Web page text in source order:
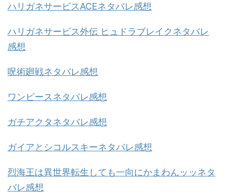
ハリガネサービスACEネタバレ感想
ハリガネサービス外伝 ヒュドラブレイクネタバレ
感想
呪術廻戦ネタバレ感想
ワンピースネタバレ感想
ガチアクタネタバレ感想
ガイアとシコルスキーネタバレ感想
烈海王は異世界転生しても一向にかまわんッッネタ
バレ感想